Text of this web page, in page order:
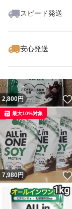
スピード発送
安心発送
2,800円
7,980円
最大10%対象